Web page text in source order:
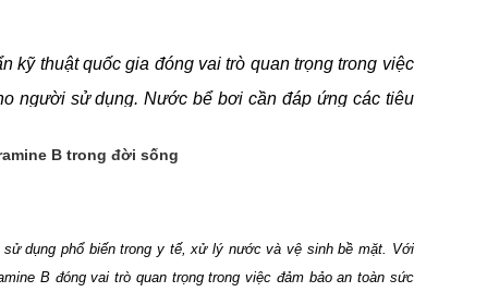
kỹ thuật quốc gia đóng vai trò quan trọng trong việc
người sử dụng. Nước bể bơi cần đáp ứng các tiêu
bơi
được Bộ Văn hóa Thể thao và Du lịch quy định
B trong đời sống
dụng phổ biến trong y tế, xử lý nước và vệ sinh bề mặt. Với
B đóng vai trò quan trọng trong việc đảm bảo an toàn sức